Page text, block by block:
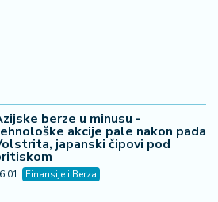
berze u minusu -
akcije pale nakon pada
japanski čipovi pod
Finansije i Berza